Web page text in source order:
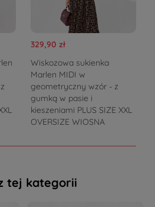
329,90 zł
Wiskozowa sukienka
Marlen MIDI w
geometryczny wzór - z
gumką w pasie i
kieszeniami PLUS SIZE XXL
OVERSIZE WIOSNA
tej kategorii